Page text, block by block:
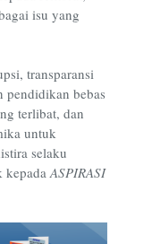
isu yang
transparansi
pendidikan bebas
terlibat, dan
untuk
selaku
kepadaASPIRASI